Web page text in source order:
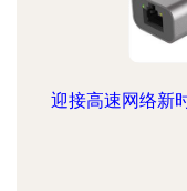
迎接高速网络新